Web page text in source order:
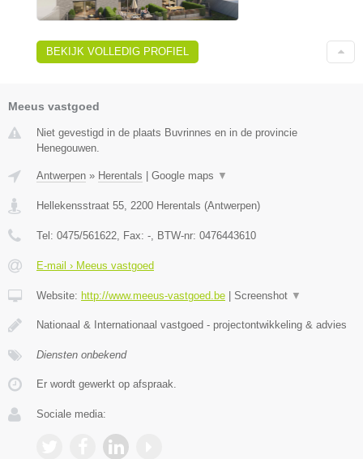
BEKIJK VOLLEDIG PROFIEL
Meeus vastgoed
Niet gevestigd in de plaats Buvrinnes en in de provincie
Henegouwen.
Antwerpen » Herentals | Google maps ▼
Hellekensstraat 55 2200 Herentals (Antwerpen)
Tel: 0475/561622 , Fax: - , BTW-nr: 0476443610
E-mail › Meeus vastgoed
Website: http://www.meeus-vastgoed.be | Screenshot ▼
Nationaal & Internationaal vastgoed - projectontwikkeling & advies
Diensten onbekend
Er wordt gewerkt op afspraak.
Sociale media: